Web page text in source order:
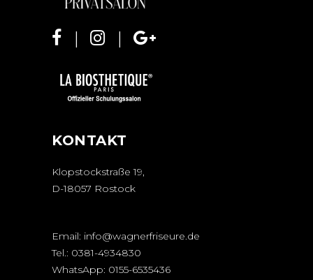
KONTAKT
Klopstockstraße 19,
D-18057 Rostock
Email: info@wagnerfriseure.de
Tel.: 0381-4934830
WhatsApp: 0155-6535436